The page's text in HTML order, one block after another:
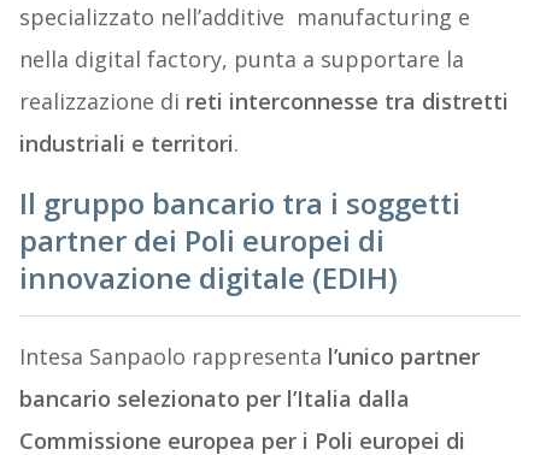
specializzato nell’additive manufacturing e
nella digital factory, punta a supportare la
realizzazione di reti interconnesse tra distretti
industriali e territori.
Il gruppo bancario tra i soggetti
partner dei Poli europei di
innovazione digitale (EDIH)
Intesa Sanpaolo rappresenta l’unico partner
bancario selezionato per l’Italia dalla
Commissione europea per i Poli europei di